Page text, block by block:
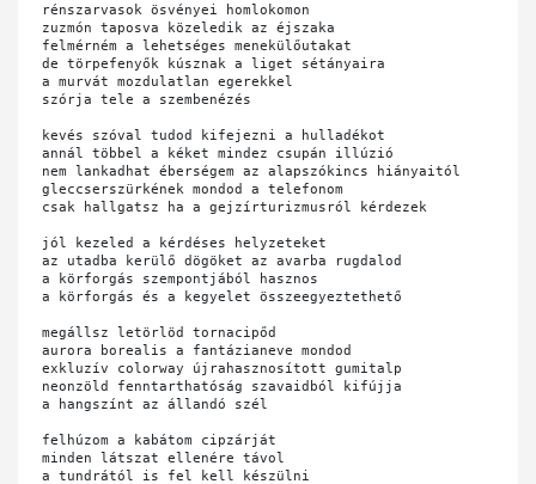
rénszarvasok ösvényei homlokomon
zuzmón taposva közeledik az éjszaka
felmérném a lehetséges menekülőutakat
de törpefenyők kúsznak a liget sétányaira
a murvát mozdulatlan egerekkel
szórja tele a szembenézés
kevés szóval tudod kifejezni a hulladékot
annál többel a kéket mindez csupán illúzió
nem lankadhat éberségem az alapszókincs hiányaitól
gleccserszürkének mondod a telefonom
csak hallgatsz ha a gejzírturizmusról kérdezek
jól kezeled a kérdéses helyzeteket
az utadba kerülő dögöket az avarba rugdalod
a körforgás szempontjából hasznos
a körforgás és a kegyelet összeegyeztethető
megállsz letörlöd tornacipőd
aurora borealis a fantázianeve mondod
exkluzív colorway újrahasznosított gumitalp
neonzöld fenntarthatóság szavaidból kifújja
a hangszínt az állandó szél
felhúzom a kabátom cipzárját
minden látszat ellenére távol
a tundrától is fel kell készülni